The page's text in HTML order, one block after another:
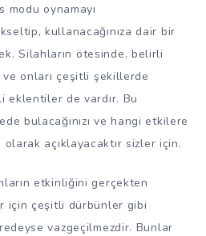
modu oynamayı
kullanacağınıza dair bir
Silahların ötesinde, belirli
onları çeşitli şekillerde
eklentiler de vardır. Bu
bulacağınızı ve hangi etkilere
olarak açıklayacaktır sizler için.
etkinliğini gerçekten
için çeşitli dürbünler gibi
vazgeçilmezdir. Bunlar